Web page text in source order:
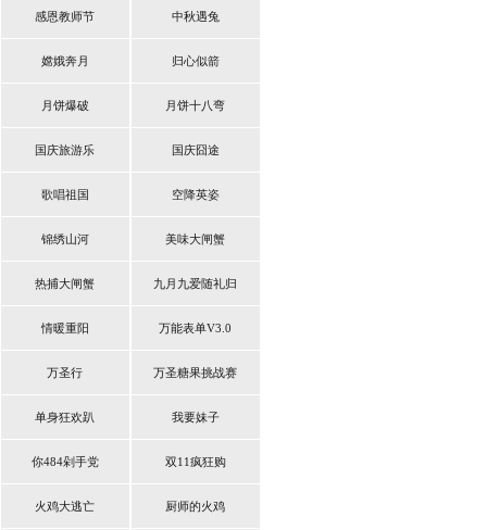
感恩教师节 中秋遇兔
嫦娥奔月 归心似箭
月饼爆破 月饼十八弯
国庆旅游乐 国庆囧途
歌唱祖国 空降英姿
锦绣山河 美味大闸蟹
热捕大闸蟹 九月九爱随礼归
情暖重阳 万能表单V3.0
万圣行 万圣糖果挑战赛
单身狂欢趴 我要妹子
你484剁手党 双11疯狂购
火鸡大逃亡 厨师的火鸡